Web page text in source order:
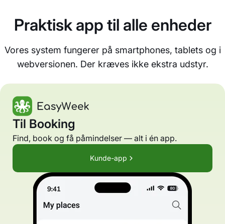
Praktisk app til alle enheder
Vores system fungerer på smartphones, tablets og i
webversionen. Der kræves ikke ekstra udstyr.
Til Booking
Find, book og få påmindelser — alt i én app.
Kunde-app